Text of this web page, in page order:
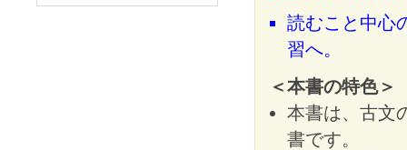
読むこと中心
習へ。
＜本書の特色＞
本書は、古文
書です。